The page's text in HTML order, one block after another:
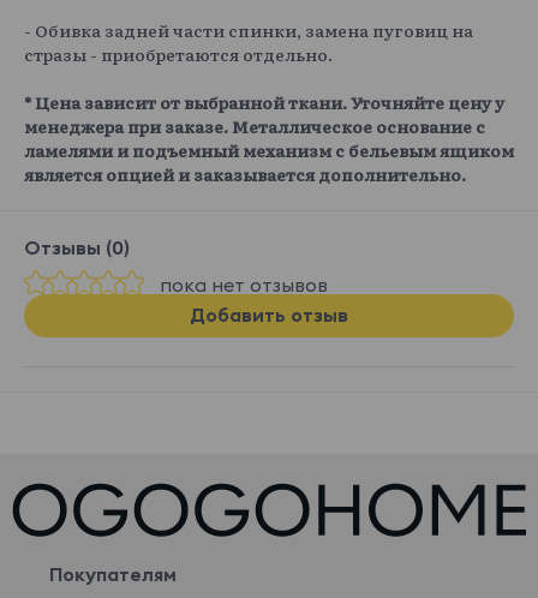
- Обивка задней части спинки, замена пуговиц на
стразы - приобретаются отдельно.
* Цена зависит от выбранной ткани. Уточняйте цену у
менеджера при заказе. Металлическое основание с
ламелями и подъемный механизм с бельевым ящиком
является опцией и заказывается дополнительно.
Отзывы (0)
пока нет отзывов
Добавить отзыв
Покупателям